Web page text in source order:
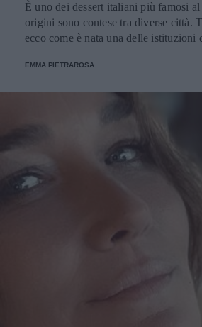
È uno dei dessert italiani più famosi
origini sono contese tra diverse città.
ecco come è nata una delle istituzioni
EMMA PIETRAROSA